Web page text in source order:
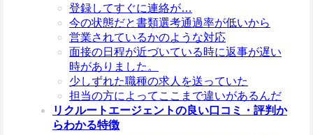
登録してすぐに連絡が…
今の状態だと書類選考通過率が低いから
営業されているかのような対応
面接の日程が近づいている時に返事が遅い
時がありました。
少しずれた職種の求人を送っていた
担当の方によってここまで違いがあるんだ
リクルートエージェントの良い口コミ・評判か
らわかる特徴